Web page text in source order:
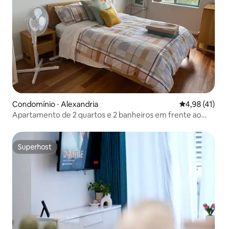
Condomínio ⋅ Alexandria 4,98 de uma
4,98 (41)
Apartamento de 2 quartos e 2 banheiros em frente ao
Superhost
Superhost